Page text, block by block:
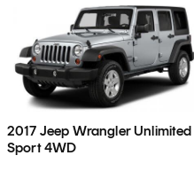
2017 Jeep Wrangler Unlimited
Sport 4WD